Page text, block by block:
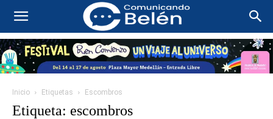
Inicio Etiquetas Escombros
Etiqueta: escombros